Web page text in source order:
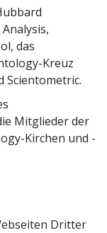
das
Kreuz
Scientometric.
Mitglieder der
Kirchen und -
Dritter